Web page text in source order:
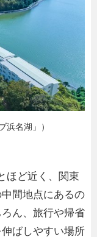
浜名湖」）
ほど近く、関東
間地点にあるの
ん、旅行や帰省
ばしやすい場所